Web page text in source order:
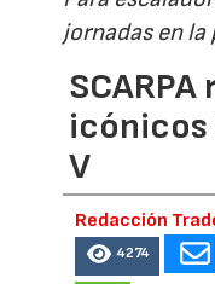
jornadas en la
icónicos
V
Redacción
4274